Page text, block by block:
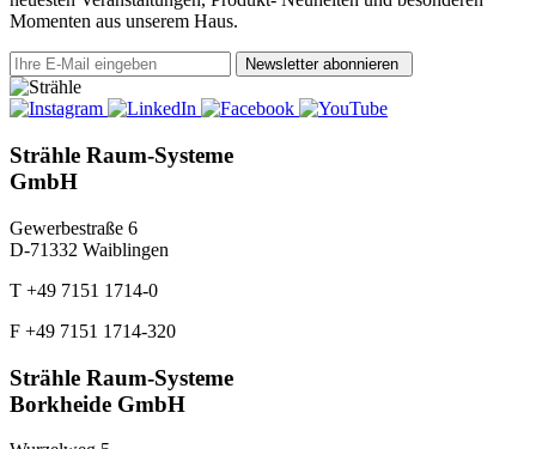
Momenten aus unserem Haus.
Newsletter abonnieren
Strähle Raum-Systeme
GmbH
Gewerbestraße 6
D-71332 Waiblingen
T +49 7151 1714-0
F +49 7151 1714-320
Strähle Raum-Systeme
Borkheide GmbH